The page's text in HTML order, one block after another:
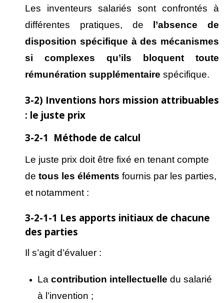
Les inventeurs salariés sont confrontés à
différentes pratiques, de l’absence de
disposition spécifique à des mécanismes
si complexes qu’ils bloquent toute
rémunération supplémentaire spécifique.
3-2) Inventions hors mission attribuables
: le juste prix
3-2-1 Méthode de calcul
Le juste prix doit être fixé en tenant compte
de tous les éléments fournis par les parties,
et notamment :
3-2-1-1 Les apports initiaux de chacune
des parties
Il s’agit d’évaluer :
La contribution intellectuelle du salarié
à l’invention ;